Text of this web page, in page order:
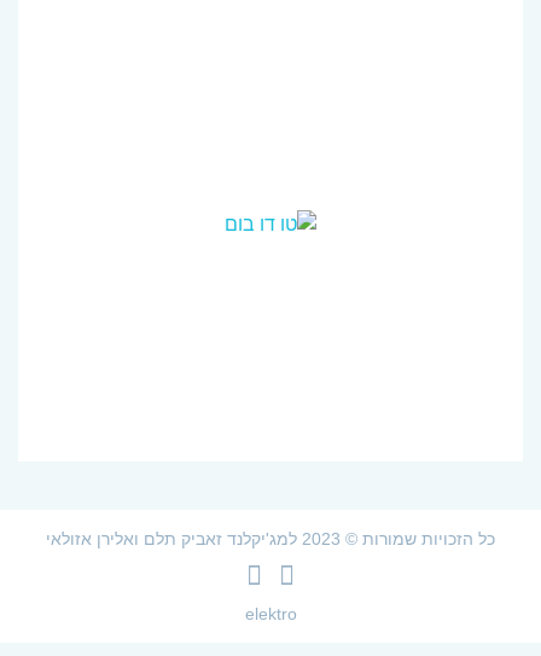
כל הזכויות שמורות © 2023 למג'יקלנד זאביק תלם ואלירן אזולאי
elektro